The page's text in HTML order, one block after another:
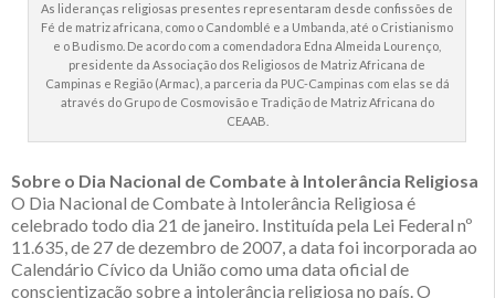
As lideranças religiosas presentes representaram desde confissões de
Fé de matriz africana, como o Candomblé e a Umbanda, até o Cristianismo
e o Budismo. De acordo com a comendadora Edna Almeida Lourenço,
presidente da Associação dos Religiosos de Matriz Africana de
Campinas e Região (Armac), a parceria da PUC-Campinas com elas se dá
através do Grupo de Cosmovisão e Tradição de Matriz Africana do
CEAAB.
Sobre o Dia Nacional de Combate à Intolerância Religiosa
O Dia Nacional de Combate à Intolerância Religiosa é
celebrado todo dia 21 de janeiro. Instituída pela Lei Federal nº
11.635, de 27 de dezembro de 2007, a data foi incorporada ao
Calendário Cívico da União como uma data oficial de
conscientização sobre a intolerância religiosa no país. O